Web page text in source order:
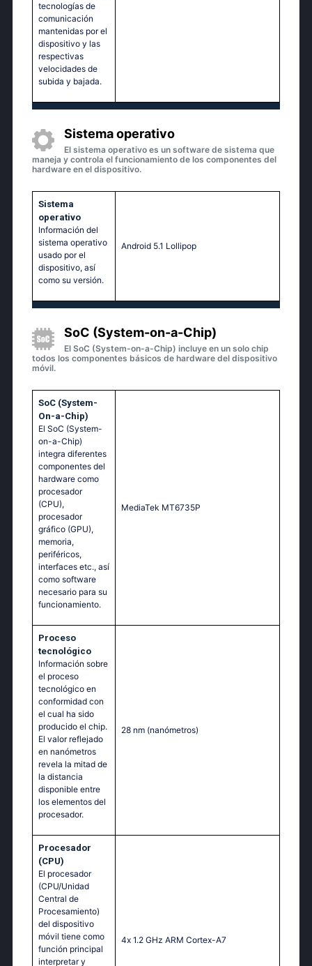
tecnologías de
comunicación
mantenidas por el
dispositivo y las
respectivas
velocidades de
subida y bajada.
Sistema operativo
El sistema operativo es un software de sistema que
maneja y controla el funcionamiento de los componentes del
hardware en el dispositivo.
Sistema
operativo
Información del
sistema operativo
usado por el
dispositivo, así
como su versión.
Аndrоid 5.1 Lоlliрор
SoC (System-on-a-Chip)
El SoC (System-on-a-Chip) incluye en un solo chip
todos los componentes básicos de hardware del dispositivo
móvil.
SoC (System-
On-a-Chip)
El SoC (System-
on-a-Chip)
integra diferentes
componentes del
hardware como
procesador
(CPU),
procesador
gráfico (GPU),
memoria,
periféricos,
interfaces etc., así
como software
necesario para su
funcionamiento.
МеdiаТеk МТ6735Р
Proceso
tecnológico
Información sobre
el proceso
tecnológico en
conformidad con
el cual ha sido
producido el chip.
El valor reflejado
en nanómetros
revela la mitad de
la distancia
disponible entre
los elementos del
procesador.
28 nm (nanómetros)
Procesador
(CPU)
El procesador
(CPU/Unidad
Central de
Procesamiento)
del dispositivo
móvil tiene como
función principal
interpretar y
4х 1.2 GНz АRМ Соrtех-А7